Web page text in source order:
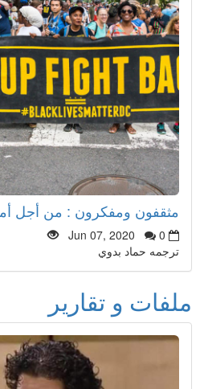
مثقفون ومفكرون : من أجل
Jun 07, 2020
0
ترجمه حماد بدوي
ملفات و تقارير